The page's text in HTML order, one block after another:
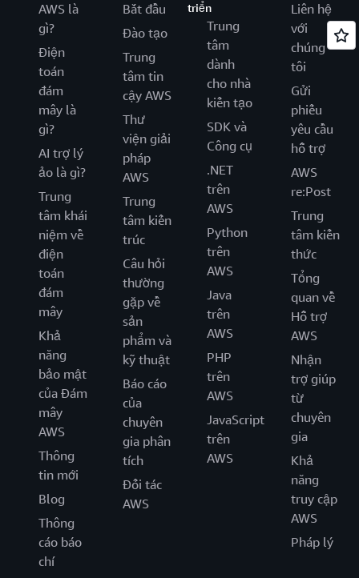
AWS là
gì?
Điện
toán
đám
mây là
gì?
AI trợ lý
ảo là gì?
Trung
tâm khái
niệm về
điện
toán
đám
mây
Khả
năng
bảo mật
của Đám
mây
AWS
Thông
tin mới
Blog
Thông
cáo báo
chí
Bắt đầu
Đào tạo
Trung
tâm tin
cậy AWS
Thư
viện giải
pháp
AWS
Trung
tâm kiến
trúc
Câu hỏi
thường
gặp về
sản
phẩm và
kỹ thuật
Báo cáo
của
chuyên
gia phân
tích
Đối tác
AWS
triển
Trung
tâm
dành
cho nhà
kiến tạo
SDK và
Công cụ
.NET
trên
AWS
Python
trên
AWS
Java
trên
AWS
PHP
trên
AWS
JavaScript
trên
AWS
Liên hệ
với
chúng
tôi
Gửi
phiếu
yêu cầu
hỗ trợ
AWS
re:Post
Trung
tâm kiến
thức
Tổng
quan về
Hỗ trợ
AWS
Nhận
trợ giúp
từ
chuyên
gia
Khả
năng
truy cập
AWS
Pháp lý